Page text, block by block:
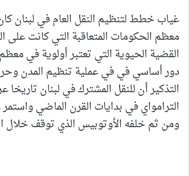
غياب خطط لتنظيم النقل العام في لبنان
معظم الحكومات المتعاقبة التي كانت على
القضية الحيوية التي تعتبر أولوية في
دور أساسي في في عملية تنظيم المدن
التذكير أن للنقل المشترك في لبنان تاريخا
الترامواي في بدايات القرن الماضي
ومن ثم خلفه الأوتوبيس الذي توقف خلال